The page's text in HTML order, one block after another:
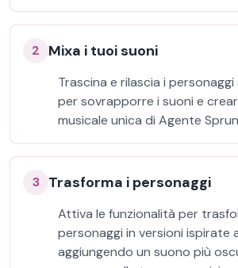
2 Mixa i tuoi suoni
Trascina e rilascia i
per sovrapporre i suoni e
musicale unica di Agente
3 Trasforma i personaggi
Attiva le funzionalità per
personaggi in versioni ispirate
aggiungendo un suono più